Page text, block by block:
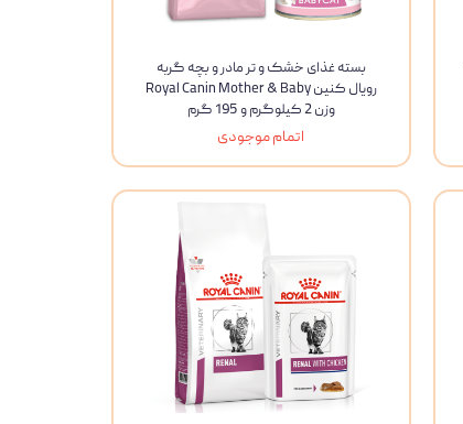
بسته غذای خشک و تر مادر و بچه گربه
رویال کنین Royal Canin Mother & Baby
وزن 2 کیلوگرم و 195 گرم
اتمام موجودی